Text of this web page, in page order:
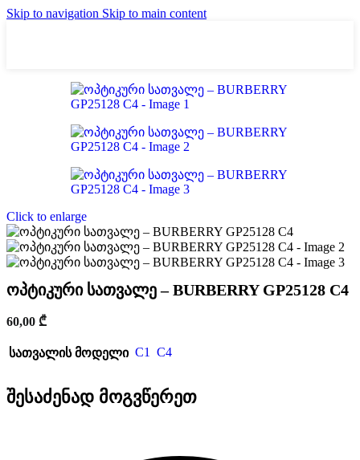
Skip to navigation Skip to main content
Click to enlarge
ოპტიკური სათვალე – BURBERRY GP25128 C4
60,00 ₾
სათვალის მოდელი C1 C4
შესაძენად მოგვწერეთ